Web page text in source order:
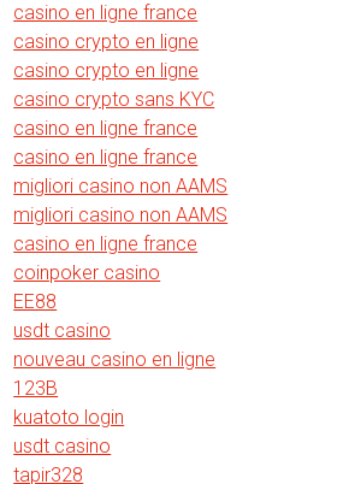
casino en ligne france
casino crypto en ligne
casino crypto en ligne
casino crypto sans KYC
casino en ligne france
casino en ligne france
migliori casino non AAMS
migliori casino non AAMS
casino en ligne france
coinpoker casino
EE88
usdt casino
nouveau casino en ligne
123B
kuatoto login
usdt casino
tapir328